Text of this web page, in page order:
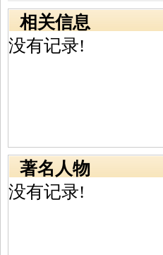
相关信息
没有记录!
著名人物
没有记录!